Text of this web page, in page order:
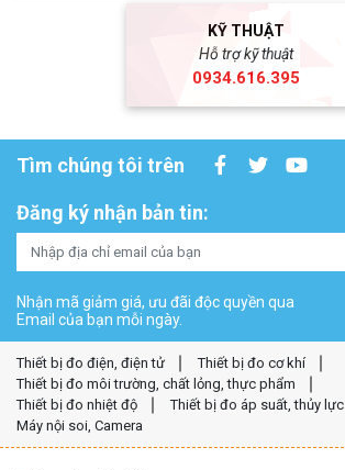
KỸ THUẬT
Hỗ trợ kỹ thuật
0934.616.395
Tìm chúng tôi trên
Đăng ký nhận bản tin:
Nhận mã giảm giá, ưu đãi độc quyền qua
Email của bạn mỗi ngày.
Thiết bị đo điện, điện tử
Thiết bị đo cơ khí
Thiết bị đo môi trường, chất lỏng, thực phẩm
Thiết bị đo nhiệt độ
Thiết bị đo áp suất, thủy lực
Máy nội soi, Camera